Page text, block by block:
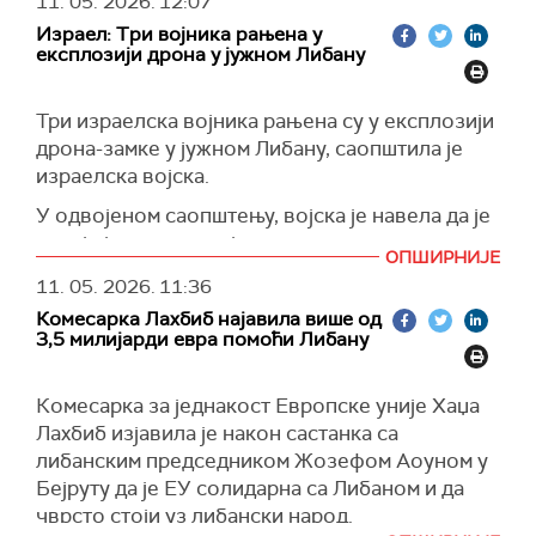
(Reuters )
нападима погинуле су најмање четири особе,
међу којима и двојица браће у Набатији, док је
пет људи рањено.
(Al Jazeera
Израел: Три војника рањена у
експлозији дрона у јужном Либану
Три израелска војника рањена су у експлозији
дрона-замке у јужном Либану, саопштила је
израелска војска.
У одвојеном саопштењу, војска је навела да је
раније један њен војник погинуо у нападу
дрона који је, према наводима Израела,
лансирао Хезболах ка подручју у близини
либанске границе.
ОПШИРНИЈЕ
11. 05. 2026. 11:36
Комесарка Лахбиб најавила више од
3,5 милијарди евра помоћи Либану
Комесарка за једнакост Европске уније Хаџа
Лахбиб изјавила је након састанка са
либанским председником Жозефом Аоуном у
Бејруту да је ЕУ солидарна са Либаном и да
чврсто стоји уз либански народ.